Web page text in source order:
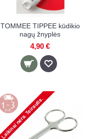
TOMMEE TIPPEE kūdikio
nagų žnyplės
4,90 €